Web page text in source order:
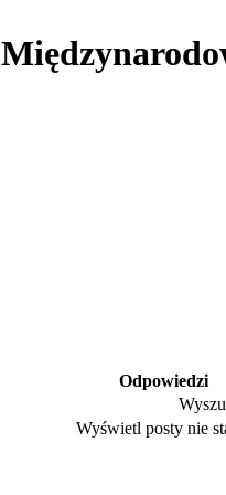
Odpowiedzi
Wyświetl posty nie